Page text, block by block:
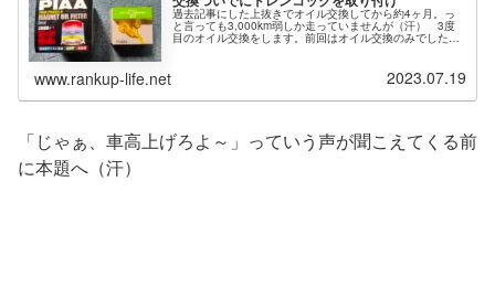
過去記事にした上抜きでオイル交換してから約4ヶ月。っ
と言っても3,000km弱しか走っていませんが（汗） 3度
目のオイル交換をします。前回はオイル交換のみでしたの
www.rankup-life.net 2023.07.19
「じゃぁ、車高上げろよ～」っていう声が聞こえてくる前
に本題へ（汗）